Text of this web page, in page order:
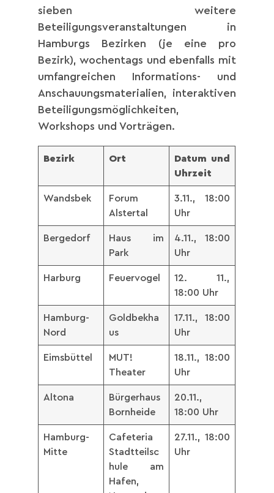
sieben weitere
Beteiligungsveranstaltungen in
Hamburgs Bezirken (je eine pro
Bezirk), wochentags und ebenfalls mit
umfangreichen Informations- und
Anschauungsmaterialien, interaktiven
Beteiligungsmöglichkeiten,
Workshops und Vorträgen.
Bezirk Ort
Datum und
Uhrzeit
Wandsbek
Forum
Alstertal
3.11., 18:00
Uhr
Bergedorf
Haus im
Park
4.11., 18:00
Uhr
Harburg Feuervogel
12. 11.,
18:00 Uhr
Hamburg-
Nord
Goldbekha
us
17.11., 18:00
Uhr
Eimsbüttel
MUT!
Theater
18.11., 18:00
Uhr
Altona
Bürgerhaus
Bornheide
20.11.,
18:00 Uhr
Hamburg-
Mitte
Cafeteria
Stadtteilsc
hule am
Hafen,
27.11., 18:00
Uhr